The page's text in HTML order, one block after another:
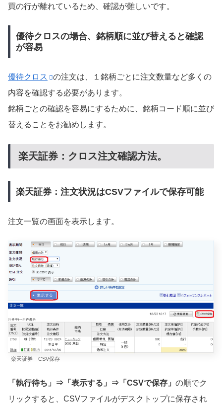
買の行が離れているため、確認が難しいです。
優待クロスの場合、銘柄順に並び替えると確認
が容易
優待クロス
の注文は、１銘柄ごとに注文数量など多くの
内容を確認する必要があります。
銘柄ごとの確認を容易にするために、銘柄コード順に並び
替えることをお勧めします。
楽天証券：クロス注文確認方法。
楽天証券：注文状況はCSVファイルで保存可能
注文一覧の画面を表示します。
楽天証券 CSV保存
「執行待ち」⇒「表示する」⇒「CSVで保存」 の順でク
リックすると、CSVファイルがデスクトップに保存され